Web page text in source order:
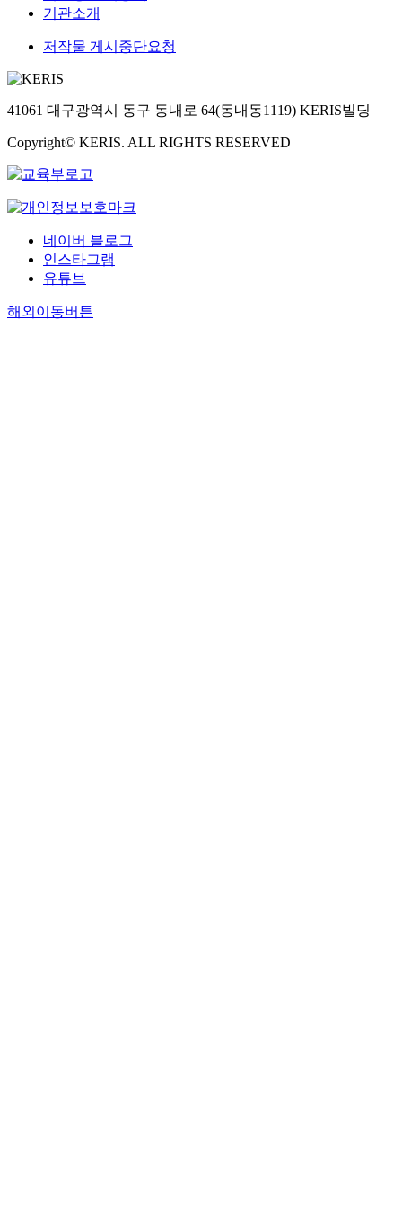
기관소개
저작물 게시중단요청
41061 대구광역시 동구 동내로 64(동내동1119) KERIS빌딩
Copyright© KERIS. ALL RIGHTS RESERVED
네이버 블로그
인스타그램
유튜브
해외이동버튼